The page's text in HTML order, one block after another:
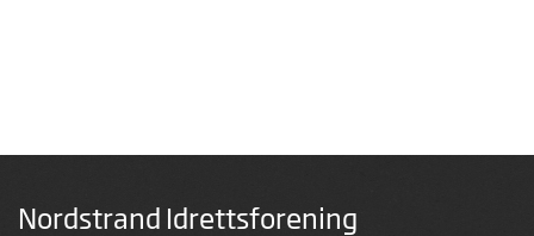
Nordstrand Idrettsforening